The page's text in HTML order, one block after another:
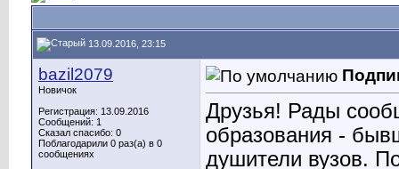
13.09.2016, 23:15
bazil2079
Новичок
Регистрация: 13.09.2016
Сообщений: 1
Сказал спасибо: 0
Поблагодарили 0 раз(а) в 0
сообщениях
Друзья! Рады
образования -
душители вузов.